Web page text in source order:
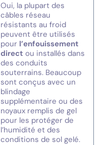
Oui, la plupart des
câbles réseau
résistants au froid
peuvent être utilisés
pour l’enfouissement
direct ou installés dans
des conduits
souterrains. Beaucoup
sont conçus avec un
blindage
supplémentaire ou des
noyaux remplis de gel
pour les protéger de
l’humidité et des
conditions de sol gelé.